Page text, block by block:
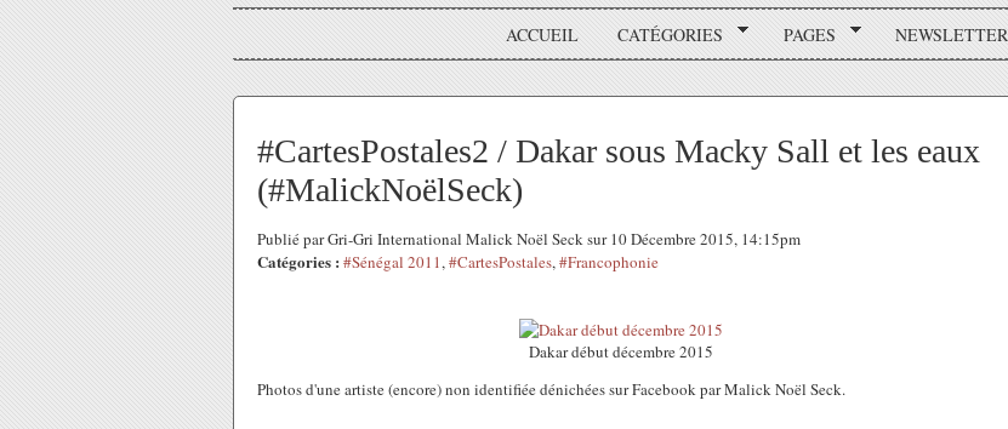
ACCUEIL CATÉGORIES PAGES NEWSLETTER
#CartesPostales2 / Dakar sous Macky Sall et les eaux
(#MalickNoëlSeck)
Publié par Gri-Gri International Malick Noël Seck sur 10 Décembre 2015, 14:15pm
Catégories : #Sénégal 2011,#CartesPostales,#Francophonie
Dakar début décembre 2015
Photos d'une artiste (encore) non identifiée dénichées sur Facebook par Malick Noël Seck.